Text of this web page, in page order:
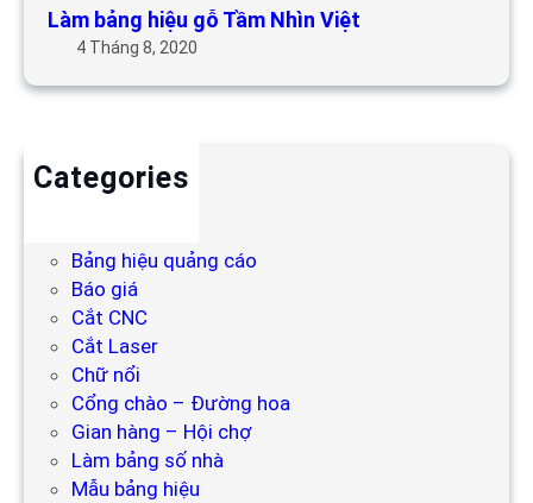
Làm bảng hiệu gỗ Tầm Nhìn Việt
4 Tháng 8, 2020
Categories
Bảng hiệu quảng cáo
Báo giá
Cắt CNC
Cắt Laser
Chữ nổi
Cổng chào – Đường hoa
Gian hàng – Hội chợ
Làm bảng số nhà
Mẫu bảng hiệu